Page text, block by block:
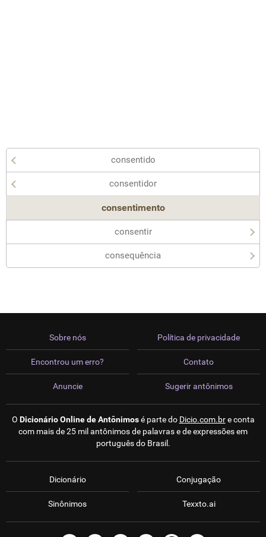
consentido
consentidor
consentimento
consentir
consequência
Sobre nós
Encontrou um erro?
Anuncie
Política de privacidade
Contato
Sugerir antônimos
O Dicionário Online de Antônimosé parte do Dicio.com.bre conta
com mais de 25 mil antônimos de palavras e de expressões em
português do Brasil.
Dicionário
Sinônimos
Conjugação
Texxto.ai